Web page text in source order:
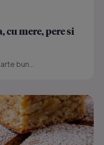
cu mere, pere si
bun...